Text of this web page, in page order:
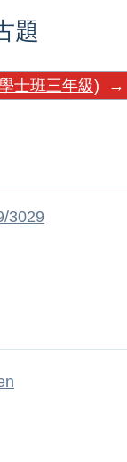
題
士班三年級) →
3029